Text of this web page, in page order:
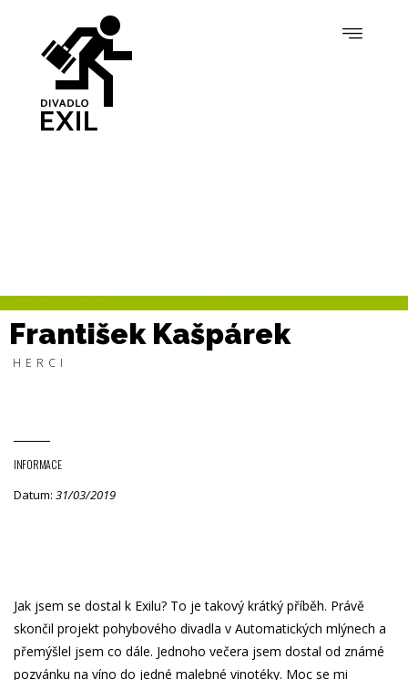
František Kašpárek
HERCI
INFORMACE
Datum: 31/03/2019
Jak jsem se dostal k Exilu? To je takový krátký příběh. Právě
skončil projekt pohybového divadla v Automatických mlýnech a
přemýšlel jsem co dále. Jednoho večera jsem dostal od známé
pozvánku na víno do jedné malebné vinotéky. Moc se mi